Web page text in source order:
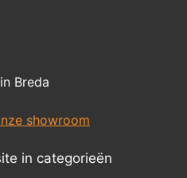
Breda
showroom
in categorieën